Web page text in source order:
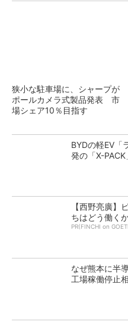
狭小な駐車場に、シャープが
ポールカメラ式製品発表 市
場シェア10％目指す
BYDの軽EV「
発の「X-
【西野亮廣
ちはどう働くか
PR(FINCHI on
なぜ熊本に半
工場稼働停止